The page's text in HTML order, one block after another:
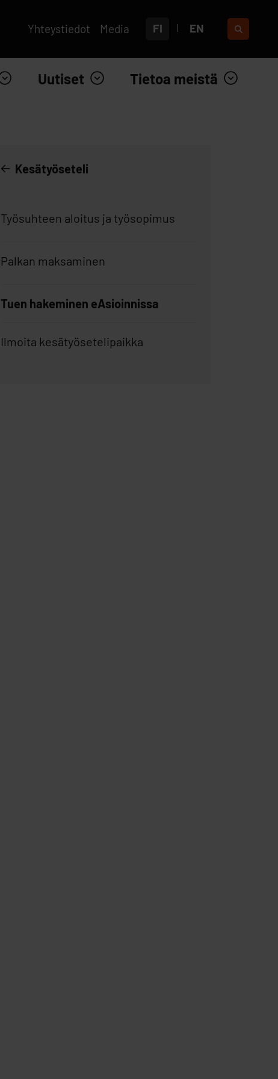
Yhteystiedot Media FI EN
Uutiset Tietoa meistä
Kesätyöseteli
Työsuhteen aloitus ja työsopimus
Palkan maksaminen
Tuen hakeminen eAsioinnissa
Ilmoita kesätyösetelipaikka